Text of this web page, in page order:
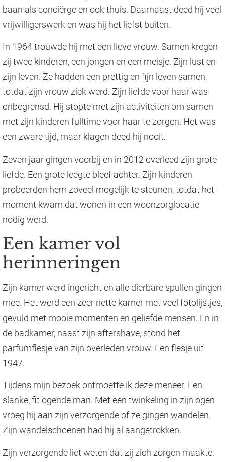
baan als conciërge en ook thuis. Daarnaast deed hij veel
vrijwilligerswerk en was hij het liefst buiten.
In 1964 trouwde hij met een lieve vrouw. Samen kregen
zij twee kinderen, een jongen en een meisje. Zijn lust en
zijn leven. Ze hadden een prettig en fijn leven samen,
totdat zijn vrouw ziek werd. Zijn liefde voor haar was
onbegrensd. Hij stopte met zijn activiteiten om samen
met zijn kinderen fulltime voor haar te zorgen. Het was
een zware tijd, maar klagen deed hij nooit.
Zeven jaar gingen voorbij en in 2012 overleed zijn grote
liefde. Een grote leegte bleef achter. Zijn kinderen
probeerden hem zoveel mogelijk te steunen, totdat het
moment kwam dat wonen in een woonzorglocatie
nodig werd.
Een kamer vol
herinneringen
Zijn kamer werd ingericht en alle dierbare spullen gingen
mee. Het werd een zeer nette kamer met veel fotolijstjes,
gevuld met mooie momenten en geliefde mensen. En in
de badkamer, naast zijn aftershave, stond het
parfumflesje van zijn overleden vrouw. Een flesje uit
1947.
Tijdens mijn bezoek ontmoette ik deze meneer. Een
slanke, fit ogende man. Met een twinkeling in zijn ogen
vroeg hij aan zijn verzorgende of ze gingen wandelen.
Zijn wandelschoenen had hij al aangetrokken.
Zijn verzorgende liet weten dat zij zich zorgen maakte.